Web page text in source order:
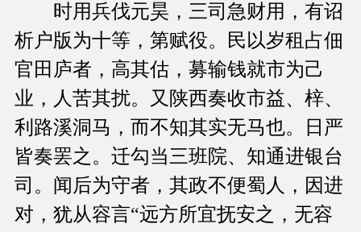
时用兵伐元昊，三司急财用，有诏
析户版为十等，第赋役。民以岁租占佃
官田庐者，高其估，募输钱就市为己
业，人苦其扰。又陕西奏收市益、梓、
利路溪洞马，而不知其实无马也。日严
皆奏罢之。迁勾当三班院、知通进银台
司。闻后为守者，其政不便蜀人，因进
对，犹从容言“远方所宜抚安之，无容